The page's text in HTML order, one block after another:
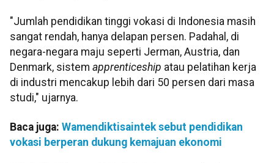
"Jumlah pendidikan tinggi vokasi di Indonesia masih
sangat rendah, hanya delapan persen. Padahal, di
negara-negara maju seperti Jerman, Austria, dan
Denmark, sistem apprenticeship atau pelatihan kerja
di industri mencakup lebih dari 50 persen dari masa
studi," ujarnya.
Baca juga: Wamendiktisaintek sebut pendidikan
vokasi berperan dukung kemajuan ekonomi